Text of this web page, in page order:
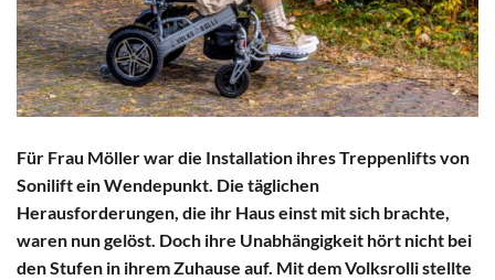
Für Frau Möller war die Installation ihres Treppenlifts von
Sonilift ein Wendepunkt. Die täglichen
Herausforderungen, die ihr Haus einst mit sich brachte,
waren nun gelöst. Doch ihre Unabhängigkeit hört nicht bei
den Stufen in ihrem Zuhause auf. Mit dem Volksrolli stellte